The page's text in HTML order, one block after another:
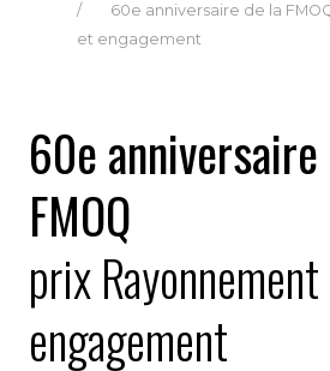
60e anniversaire de la
et engagement
60e
FMOQ
prix
engagement